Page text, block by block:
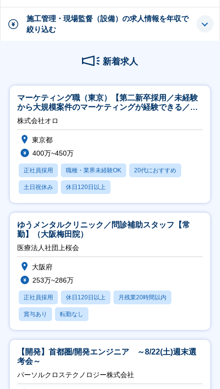
施工管理・現場監督（設備）の求人情報を年収で
絞り込む
新着求人
マーケティング職（東京）【第二新卒採用／未経験
から大規模案件のマーケティングが経験できる／研
修充実】
株式会社オロ
東京都
400万~450万
正社員採用 職種・業界未経験OK 20代におすすめ
土日祝休み 休日120日以上
ゆうメンタルクリニック／問診補助スタッフ【常
勤】（大阪梅田院）
医療法人社団上桜会
大阪府
253万~286万
正社員採用 休日120日以上 月残業20時間以内
賞与あり 転勤なし
【開発】首都圏/開発エンジニア ～8/22(土)週末選
考会～
パーソルクロステクノロジー株式会社